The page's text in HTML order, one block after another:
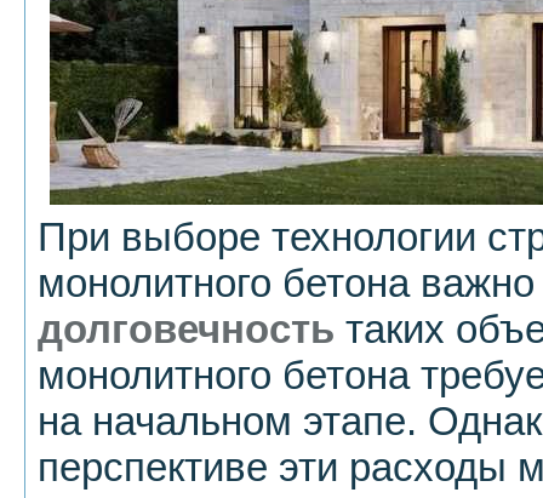
При выборе технологии
монолитного бетона
долговечность таких
монолитного бетона
на начальном этапе.
перспективе эти расходы